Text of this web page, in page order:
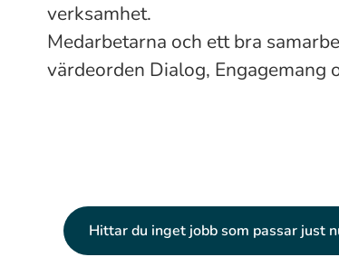
verksamhet.
Medarbetarna och ett bra
värdeorden Dialog, Engagemang
Hittar du inget jobb som passar just